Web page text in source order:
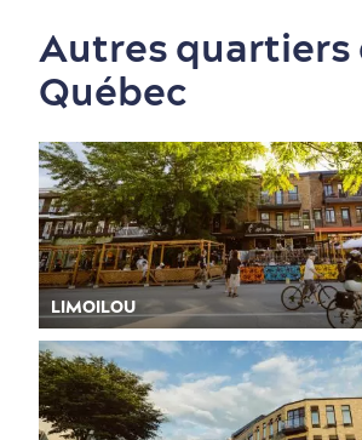
Autres quartiers
Québec
LIMOILOU